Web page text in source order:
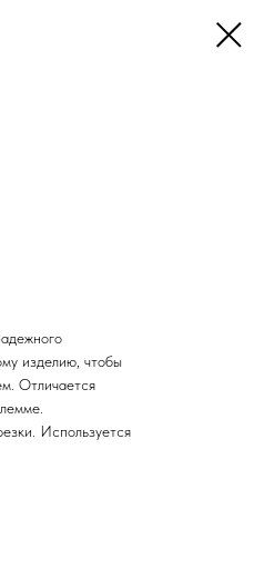
изделию, чтобы
Отличается
Используется